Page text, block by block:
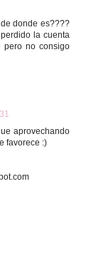
donde es????
la cuenta
pero no consigo
aprovechando
favorece :)